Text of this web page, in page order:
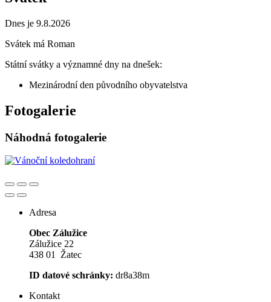
Dnes je 9.8.2026
Svátek má Roman
Státní svátky a významné dny na dnešek:
Mezinárodní den původního obyvatelstva
Fotogalerie
Náhodná fotogalerie
Adresa
Obec Zálužice
Zálužice 22
438 01 Žatec
ID datové schránky: dr8a38m
Kontakt